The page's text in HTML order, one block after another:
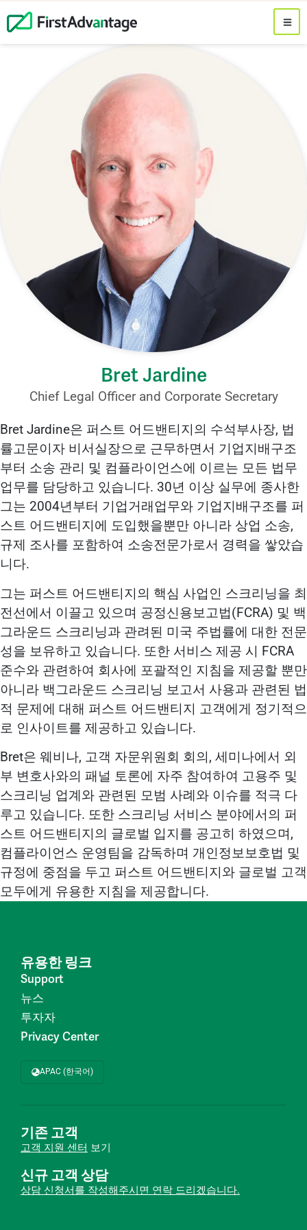
Bret Jardine
Chief Legal Officer and Corporate Secretary
Bret Jardine은 퍼스트 어드밴티지의 수석부사장, 법
률고문이자 비서실장으로 근무하면서 기업지배구조
부터 소송 관리 및 컴플라이언스에 이르는 모든 법무
업무를 담당하고 있습니다. 30년 이상 실무에 종사한
그는 2004년부터 기업거래업무와 기업지배구조를 퍼
스트 어드밴티지에 도입했을뿐만 아니라 상업 소송,
규제 조사를 포함하여 소송전문가로서 경력을 쌓았습
니다.
그는 퍼스트 어드밴티지의 핵심 사업인 스크리닝을 최
전선에서 이끌고 있으며 공정신용보고법(FCRA) 및 백
그라운드 스크리닝과 관려된 미국 주법률에 대한 전문
성을 보유하고 있습니다. 또한 서비스 제공 시 FCRA
준수와 관련하여 회사에 포괄적인 지침을 제공할 뿐만
아니라 백그라운드 스크리닝 보고서 사용과 관련된 법
적 문제에 대해 퍼스트 어드밴티지 고객에게 정기적으
로 인사이트를 제공하고 있습니다.
Bret은 웨비나, 고객 자문위원회 회의, 세미나에서 외
부 변호사와의 패널 토론에 자주 참여하여 고용주 및
스크리닝 업계와 관련된 모범 사례와 이슈를 적극 다
루고 있습니다. 또한 스크리닝 서비스 분야에서의 퍼
스트 어드밴티지의 글로벌 입지를 공고히 하였으며,
컴플라이언스 운영팀을 감독하며 개인정보보호법 및
규정에 중점을 두고 퍼스트 어드밴티지와 글로벌 고객
모두에게 유용한 지침을 제공합니다.
유용한 링크
Support
뉴스
투자자
Privacy Center
APAC (한국어)
기존 고객
고객 지원 센터 보기
신규 고객 상담
상담 신청서를 작성해주시면 연락 드리겠습니다.